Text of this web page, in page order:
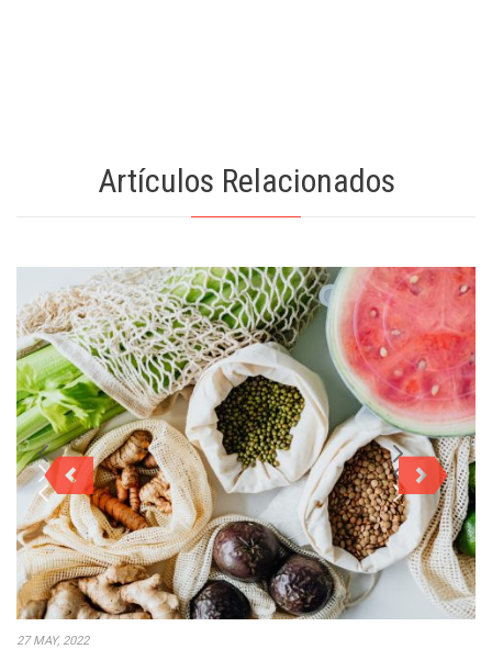
Artículos Relacionados
27 MAY, 2022